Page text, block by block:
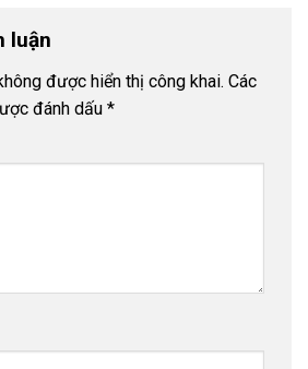
luận
được hiển thị công khai. Các
đánh dấu *